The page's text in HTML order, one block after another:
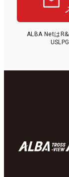
ALBA Netは